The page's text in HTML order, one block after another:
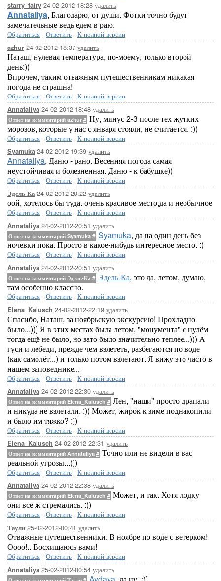
starry_fairy 24-02-2012-18:28 удалить
Annataliya, Благодарю, от души. Фотки точно будут
замечательные ведь едем в раю.
Обратиться - Ответить - К полной версии
azhur 24-02-2012-18:37 удалить
Наташ, нулевая температура, по-моему, только второй
день:))
Впрочем, таким отважным путешественникам никакая
погода не страшна!
Обратиться - Ответить - К полной версии
Annataliya 24-02-2012-18:48 удалить
Ответ на комментарий azhur # Ну, минус 2-3 после тех жутких
морозов, которые у нас с января стояли, не считается. :))
Обратиться - Ответить - К полной версии
Syamuka 24-02-2012-19:39 удалить
Annataliya, Даню - рано. Весенняя погода самая
неустойчивая и болезненная. Даню - к бабушке))
Обратиться - Ответить - К полной версии
Эдель-Ка 24-02-2012-20:22 удалить
оой, хотелось бы туда. очень красивое место,да и необычное
Обратиться - Ответить - К полной версии
Annataliya 24-02-2012-20:51 удалить
Ответ на комментарий Syamuka # Syamuka, да на один день без
ночевки пока. Просто в какое-нибудь интересное место. :)
Обратиться - Ответить - К полной версии
Annataliya 24-02-2012-20:51 удалить
Ответ на комментарий Эдель-Ка # Эдель-Ка, это да, летом, думаю,
там особенно классно.
Обратиться - Ответить - К полной версии
Elena_Kalusch 24-02-2012-22:19 удалить
Спасибо, Наташ, за ноябрьскую экскурсию! Прохладно
было...))) Я в этих местах была летом, "монумента" с нулём
тогда ещё не было, но зато было значительно теплее...))) А
гуси и лебеди, прежде чем взлететь, разбегаются по воде
(как самолёт...) и только потом взлетают. Я вижу это часто в
нашем заповеднике...
Обратиться - Ответить - К полной версии
Annataliya 24-02-2012-22:30 удалить
Ответ на комментарий Elena_Kalusch # Лен, "наши" просто драпали
и никуда не взлетали. :)) Может, жирок к зиме поднакопили
и было им тяжко? :))
Обратиться - Ответить - К полной версии
Elena_Kalusch 24-02-2012-22:31 удалить
Ответ на комментарий Annataliya # Точно или не видели в вас
реальной угрозы...)))
Обратиться - Ответить - К полной версии
Annataliya 24-02-2012-22:38 удалить
Ответ на комментарий Elena_Kalusch # Может, и так. Хотя лодку
они все ж стремались. :))
Обратиться - Ответить - К полной версии
Таули 25-02-2012-00:41 удалить
Отважные путешественники. В ноябре по воде с ветерком!
Оооо!.. Восхищаюсь вами!
Обратиться - Ответить - К полной версии
Annataliya 25-02-2012-00:54 удалить